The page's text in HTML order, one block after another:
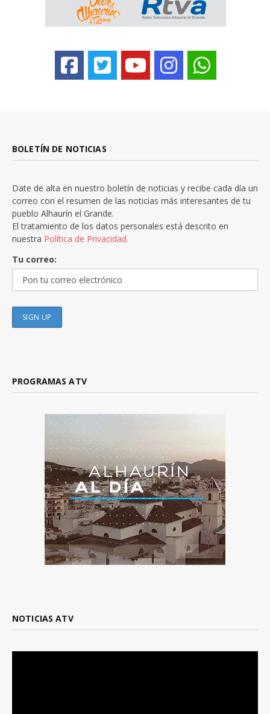
BOLETÍN DE NOTICIAS
Date de alta en nuestro boletín de noticias y recibe cada día un
correo con el resumen de las noticias más interesantes de tu
pueblo Alhaurín el Grande.
El tratamiento de los datos personales está descrito en
nuestra Política de Privacidad.
Tu correo:
PROGRAMAS ATV
NOTICIAS ATV